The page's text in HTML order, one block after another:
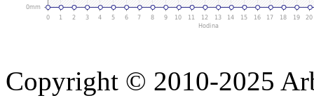
Copyright © 2010-2025